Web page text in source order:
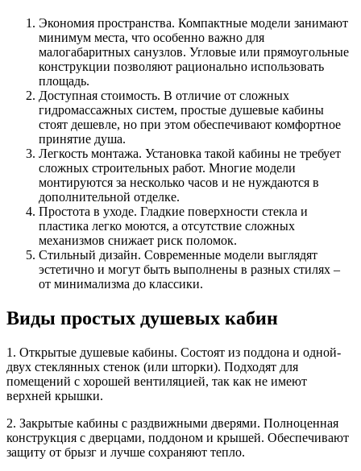
Экономия пространства. Компактные модели занимают
минимум места, что особенно важно для
малогабаритных санузлов. Угловые или прямоугольные
конструкции позволяют рационально использовать
площадь.
Доступная стоимость. В отличие от сложных
гидромассажных систем, простые душевые кабины
стоят дешевле, но при этом обеспечивают комфортное
принятие душа.
Легкость монтажа. Установка такой кабины не требует
сложных строительных работ. Многие модели
монтируются за несколько часов и не нуждаются в
дополнительной отделке.
Простота в уходе. Гладкие поверхности стекла и
пластика легко моются, а отсутствие сложных
механизмов снижает риск поломок.
Стильный дизайн. Современные модели выглядят
эстетично и могут быть выполнены в разных стилях –
от минимализма до классики.
Виды простых душевых кабин
1. Открытые душевые кабины. Состоят из поддона и одной-
двух стеклянных стенок (или шторки). Подходят для
помещений с хорошей вентиляцией, так как не имеют
верхней крышки.
2. Закрытые кабины с раздвижными дверями. Полноценная
конструкция с дверцами, поддоном и крышей. Обеспечивают
защиту от брызг и лучше сохраняют тепло.